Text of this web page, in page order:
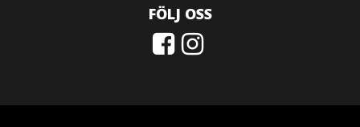
FÖLJ OSS